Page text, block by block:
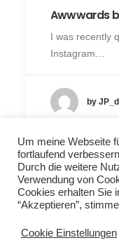
Awwwards
I was recently
Instagram…
by
Um meine Webseite
fortlaufend
Durch die weitere
Verwendung von
Cookies erhalten Sie
“Akzeptieren”,
Cookie Einstellungen